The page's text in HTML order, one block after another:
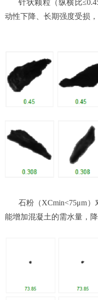
针状颗粒（纵横比
动性下降、长期强度受损，
石粉（XCmin<75μm
能增加混凝土的需水量，